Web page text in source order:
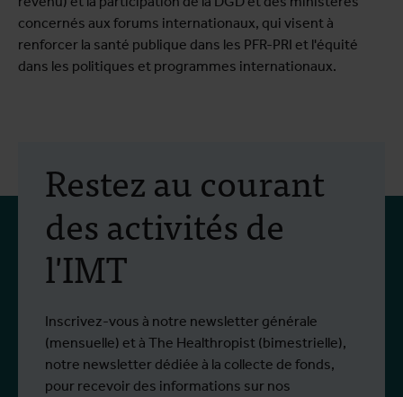
concernés aux forums internationaux, qui visent à
renforcer la santé publique dans les PFR-PRI et l'équité
dans les politiques et programmes internationaux.
Restez au courant
des activités de
l'IMT
Inscrivez-vous à notre newsletter générale
(mensuelle) et à The Healthropist (bimestrielle),
notre newsletter dédiée à la collecte de fonds,
pour recevoir des informations sur nos